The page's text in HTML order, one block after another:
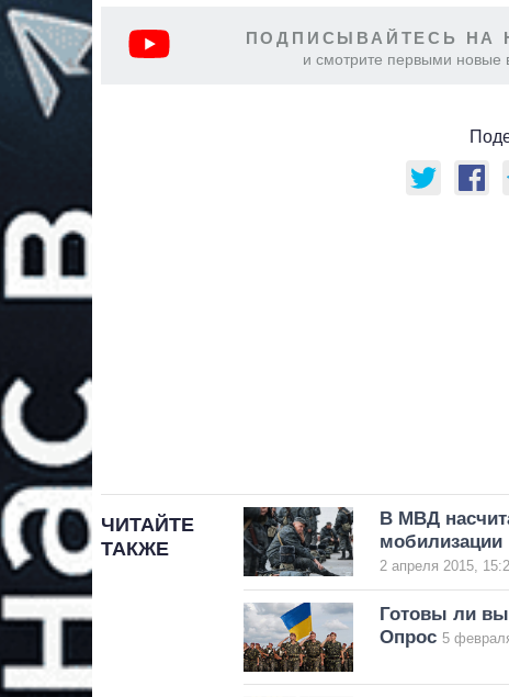
ПОДПИСЫВАЙТЕСЬ НА
и смотрите первыми новые
ЧИТАЙТЕ
ТАКЖЕ
В МВД
мобилизации
2 апреля 2015,
Готовы ли вы
Опрос 5